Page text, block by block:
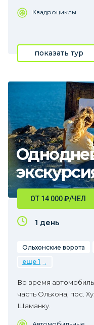
Квадроциклы
показать тур
ОТ 14 000₽/ЧЕЛ
1 день
Ольхонские ворота
еще 1
Во время
часть Ольхона, пос.
Шаманку.